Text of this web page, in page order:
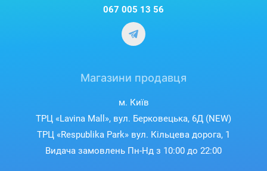
067 005 13 56
Магазини продавця
м. Київ
ТРЦ «Lavina Mall», вул. Берковецька, 6Д (NEW)
ТРЦ «Respublika Park» вул. Кільцева дорога, 1
Видача замовлень Пн-Нд з 10:00 до 22:00